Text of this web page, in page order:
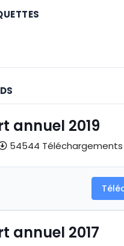
annuel 2019
54544 Téléchargements
annuel 2017